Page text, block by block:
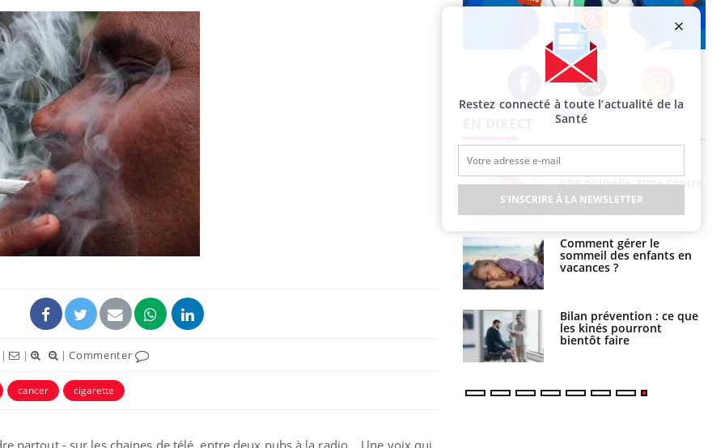
| | |Commenter
cancer cigarette
partout - sur les chaines de télé, entre deux pubs à la radio… Une voix qui
Facebook Twitter Instagram
Pourquoi manger moins
de protéines pourrait
finalement être bénéfique
Grossesse et chaleur : ce
que dit la science
Le smartphone nuit-il à
l'apprentissage de la
une nouvelle arme contre
les réactions sévères
Comment gérer le
sommeil des enfants en
vacances ?
Bilan prévention : ce que
les kinés pourront
bientôt faire
Restez connecté à toute l’actualité de la
Santé
S'INSCRIRE À LA NEWSLETTER